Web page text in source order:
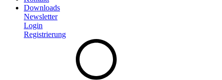
Downloads
Newsletter
Login
Registrierung